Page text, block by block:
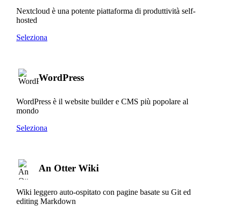
Nextcloud è una potente piattaforma di produttività self-
hosted
Seleziona
WordPress
WordPress è il website builder e CMS più popolare al
mondo
Seleziona
An Otter Wiki
Wiki leggero auto-ospitato con pagine basate su Git ed
editing Markdown